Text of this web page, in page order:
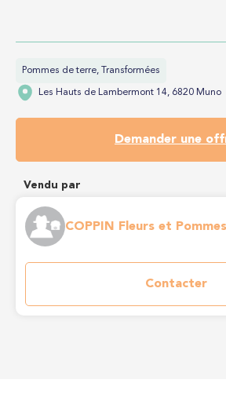
Pommes de terre, Transformées
Les Hauts de Lambermont 14, 6820 Muno
Demander une
Vendu par
COPPIN Fleurs et
Contacter